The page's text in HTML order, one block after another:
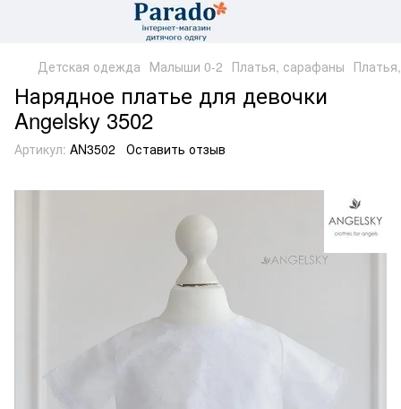
Детская одежда Малыши 0-2 Платья, сарафаны
Нарядное платье для девочки
Angelsky 3502
Артикул: AN3502 Оставить отзыв